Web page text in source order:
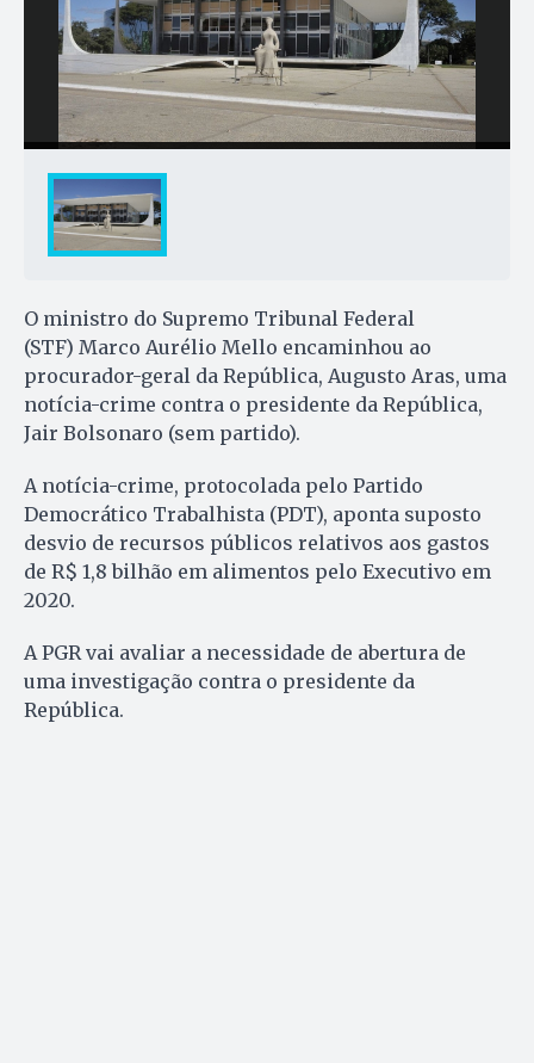
O ministro do Supremo Tribunal Federal
(STF) Marco Aurélio Mello encaminhou ao
procurador-geral da República, Augusto Aras, uma
notícia-crime contra o presidente da República,
Jair Bolsonaro (sem partido).
A notícia-crime, protocolada pelo Partido
Democrático Trabalhista (PDT), aponta suposto
desvio de recursos públicos relativos aos gastos
de R$ 1,8 bilhão em alimentos pelo Executivo em
2020.
A PGR vai avaliar a necessidade de abertura de
uma investigação contra o presidente da
República.